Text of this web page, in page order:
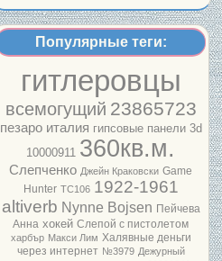
Популярные теги:
гитлеровцы
всемогущий 23865723
пезаро италия гипсовые панели 3d
10000911 360кв.м.
Слепченко Джейн Краковски Game
Hunter ТС106 1922-1961
altiverb Nynne Bojsen Пейчева
Анна хокей Слепой с пистолетом
харбър Макси Лим Халявные деньги
через интернет №3979 Дежурный